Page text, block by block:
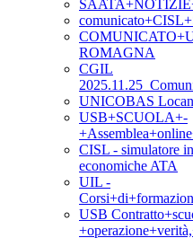
ROMAGNA
CGIL
UNICOBAS
USB+SCUOLA+-
CISL - simulatore
economiche ATA
UIL -
USB